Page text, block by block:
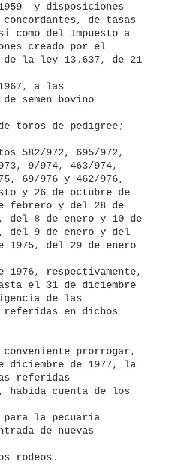
y disposiciones
de tasas
como del Impuesto a
creado por el
la ley 13.637, de 21
a las
semen bovino
toros de pedigree;
582/972, 695/972,
9/974, 463/974,
69/976 y 462/976,
y 26 de octubre de
febrero y del 28 de
del 8 de enero y 10 de
del 9 de enero y del
1975, del 29 de enero
respectivamente,
el 31 de diciembre
de las
referidas en dichos
conveniente prorrogar,
diciembre de 1977, la
referidas
habida cuenta de los
la pecuaria
de nuevas
rodeos.